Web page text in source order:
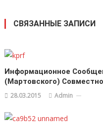
СВЯЗАННЫЕ ЗАПИСИ
Информационное
(мартовского)
28.03.2015 Admin